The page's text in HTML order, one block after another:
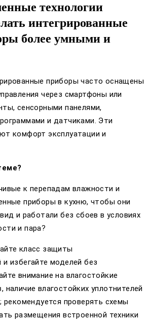
технологии
интегрированные
более умными и
приборы часто оснащены
через смартфоны или
сенсорными панелями,
и датчиками. Эти
комфорт эксплуатации и
к перепадам влажности и
приборы в кухню, чтобы они
и работали без сбоев в условиях
и пара?
класс защиты
избегайте моделей без
внимание на влагостойкие
влагостойких уплотнителей
рекомендуется проверять схемы
размещения встроенной техники